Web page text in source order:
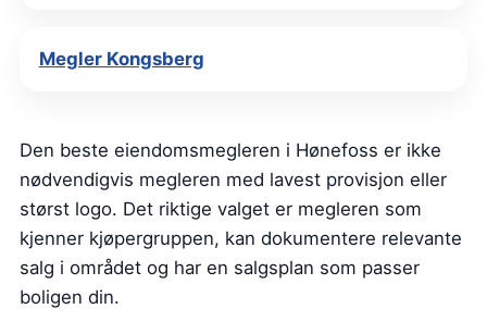
Megler Kongsberg
Den beste eiendomsmegleren i Hønefoss er ikke
nødvendigvis megleren med lavest provisjon eller
størst logo. Det riktige valget er megleren som
kjenner kjøpergruppen, kan dokumentere relevante
salg i området og har en salgsplan som passer
boligen din.